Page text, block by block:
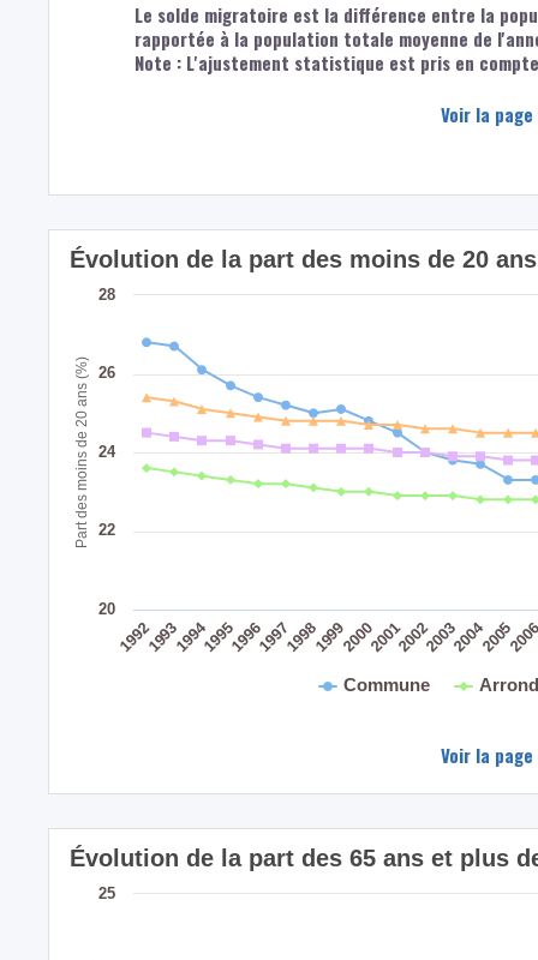
Le solde migratoire est la différence entre la
rapportée à la population totale moyenne de
Note : L'ajustement statistique est pris en
Voir la
Part des moins de 20 ans (%)
Évolution de la part des moins de 20
Commune
19921993199419951996199719981999200020012002200320042005
20
22
24
26
28
Voir la
Évolution de la part des 65 ans et plus
25